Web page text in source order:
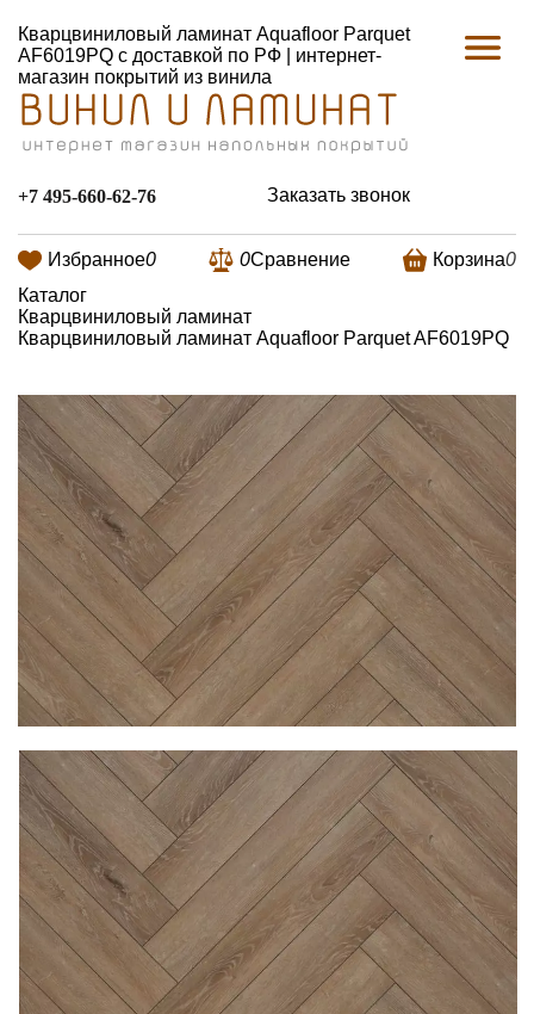
Кварцвиниловый ламинат Aquafloor Parquet
AF6019PQ с доставкой по РФ | интернет-
магазин покрытий из винила
+7 495-660-62-76 Заказать звонок
Избранное0 0Сравнение Корзина0
Каталог
Кварцвиниловый ламинат
Кварцвиниловый ламинат Aquafloor Parquet AF6019PQ